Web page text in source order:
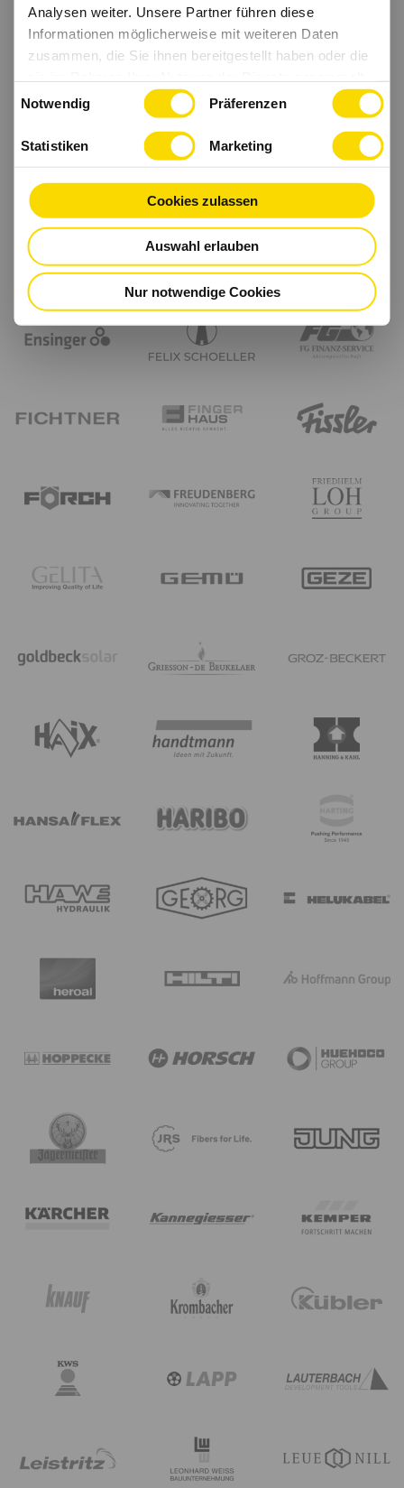
Analysen weiter. Unsere Partner führen diese
Informationen möglicherweise mit weiteren Daten
zusammen, die Sie ihnen bereitgestellt haben oder die
haben.
Notwendig Präferenzen
Statistiken Marketing
Cookies zulassen
Auswahl erlauben
Nur notwendige Cookies